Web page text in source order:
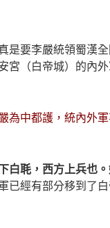
是要李嚴統領蜀漢
宮（白帝城）的內外
中都護，統內外軍
白毦，西方上兵也
經有部分移到了